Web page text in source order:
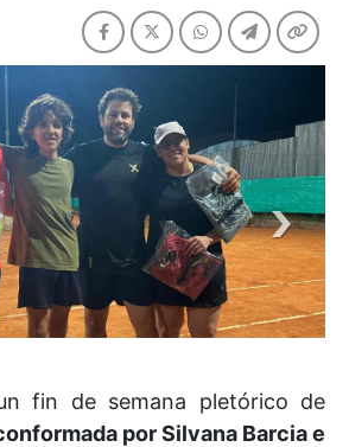
fin de semana pletórico de
por Silvana Barcia e